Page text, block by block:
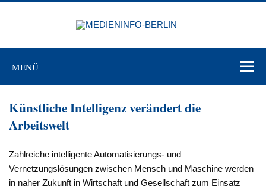
Zum
MENÜ
Künstliche Intelligenz verändert die
Arbeitswelt
Zahlreiche intelligente Automatisierungs- und
Vernetzungslösungen zwischen Mensch und Maschine werden
in naher Zukunft in Wirtschaft und Gesellschaft zum Einsatz